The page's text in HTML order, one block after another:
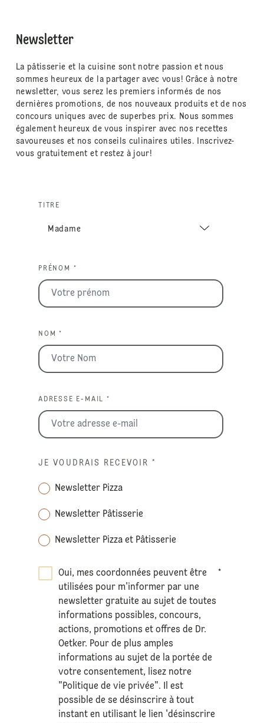
Newsletter
La pâtisserie et la cuisine sont notre passion et nous
sommes heureux de la partager avec vous! Grâce à notre
newsletter, vous serez les premiers informés de nos
dernières promotions, de nos nouveaux produits et de nos
concours uniques avec de superbes prix. Nous sommes
également heureux de vous inspirer avec nos recettes
savoureuses et nos conseils culinaires utiles. Inscrivez-
vous gratuitement et restez à jour!
TITRE
PRÉNOM *
NOM *
ADRESSE E-MAIL *
JE VOUDRAIS RECEVOIR *
Newsletter Pizza
Newsletter Pâtisserie
Newsletter Pizza et Pâtisserie
Oui, mes coordonnées peuvent être
utilisées pour m'informer par une
newsletter gratuite au sujet de toutes
informations possibles, concours,
actions, promotions et offres de Dr.
Oetker. Pour de plus amples
informations au sujet de la portée de
votre consentement, lisez notre
"Politique de vie privée". Il est
possible de se désinscrire à tout
instant en utilisant le lien 'désinscrire
*